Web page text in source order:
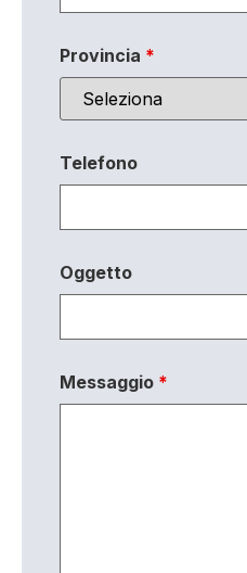
Provincia *
Telefono
Oggetto
Messaggio *